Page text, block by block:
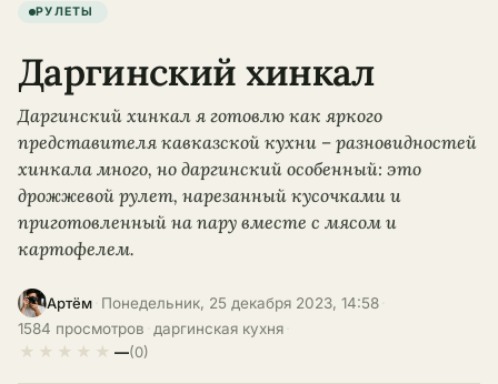
РУЛЕТЫ
Даргинский хинкал
Даргинский хинкал я готовлю как яркого
представителя кавказской кухни – разновидностей
хинкала много, но даргинский особенный: это
дрожжевой рулет, нарезанный кусочками и
приготовленный на пару вместе с мясом и
картофелем.
Артём Понедельник, 25 декабря 2023, 14:58
1584 просмотров
даргинская кухня
★ ★ ★ ★ ★ —(0)